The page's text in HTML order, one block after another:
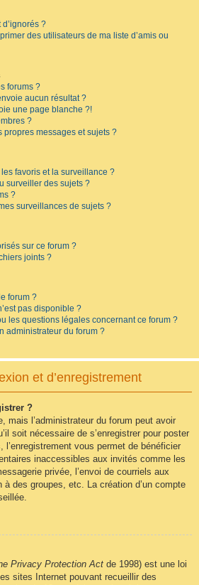
d’ignorés ?
des utilisateurs de ma liste d’amis ou
forums ?
aucun résultat ?
une page blanche ?!
?
propres messages et sujets ?
favoris et la surveillance ?
surveiller des sujets ?
?
surveillances de sujets ?
sur ce forum ?
joints ?
forum ?
pas disponible ?
les questions légales concernant ce forum ?
administrateur du forum ?
et d’enregistrement
?
mais l’administrateur du forum peut avoir
soit nécessaire de s’enregistrer pour poster
vous permet de bénéficier
inaccessibles aux invités comme les
privée, l’envoi de courriels aux
à des groupes, etc. La création d’un compte
Privacy Protection Act de 1998) est une loi
sites Internet pouvant recueillir des